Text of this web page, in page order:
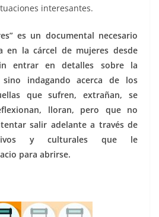
interesantes.
es un documental necesario
en la cárcel de mujeres desde
entrar en detalles sobre la
sino indagando acerca de los
que sufren, extrañan, se
lloran, pero que no
salir adelante a través de
y culturales que le
para abrirse.